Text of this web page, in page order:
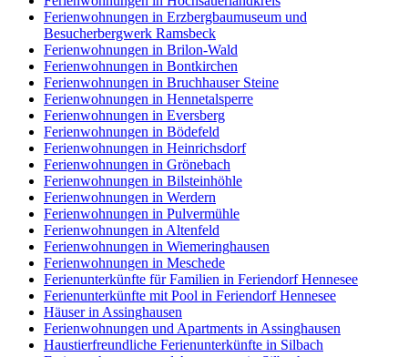
Ferienwohnungen in Erzbergbaumuseum und
Besucherbergwerk Ramsbeck
Ferienwohnungen in Brilon-Wald
Ferienwohnungen in Bontkirchen
Ferienwohnungen in Bruchhauser Steine
Ferienwohnungen in Hennetalsperre
Ferienwohnungen in Eversberg
Ferienwohnungen in Bödefeld
Ferienwohnungen in Heinrichsdorf
Ferienwohnungen in Grönebach
Ferienwohnungen in Bilsteinhöhle
Ferienwohnungen in Werdern
Ferienwohnungen in Pulvermühle
Ferienwohnungen in Altenfeld
Ferienwohnungen in Wiemeringhausen
Ferienwohnungen in Meschede
Ferienunterkünfte für Familien in Feriendorf Hennesee
Ferienunterkünfte mit Pool in Feriendorf Hennesee
Häuser in Assinghausen
Ferienwohnungen und Apartments in Assinghausen
Haustierfreundliche Ferienunterkünfte in Silbach